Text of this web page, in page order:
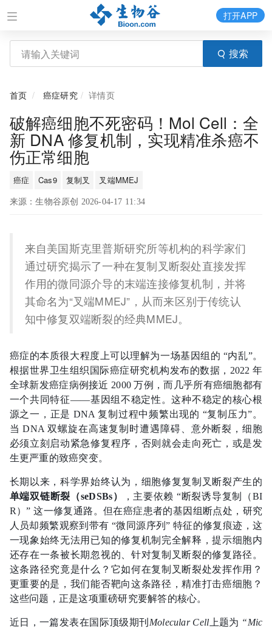
搜索
打开APP
首页 癌症研究 详情页
破解癌细胞不死密码！Mol Cell：全
新 DNA 修复机制，实现精准杀癌不
伤正常细胞
癌症 Cas9 复制叉 叉端MMEJ
来源：生物谷原创 2026-04-17 11:34
来自美国斯克里普斯研究所等机构的科学家们
通过研究揭示了一种在复制叉断裂处直接发挥
作用的微同源介导的末端连接修复机制，并将
其命名为“叉端MMEJ”，从而来区别于传统认
知中修复双端断裂的经典MMEJ。
癌症的本质很大程度上可以理解为一场基因组的 “内乱”。
根据世界卫生组织国际癌症研究机构发布的数据，2022 年
全球新发癌症病例接近 2000 万例，而几乎所有癌细胞都有
一个共同特征——基因组不稳定性。这种不稳定的核心根
源之一，正是 DNA 复制过程中频繁出现的 “复制压力”。
当 DNA 双螺旋在高速复制时遭遇障碍、意外断裂，细胞
必须立刻启动紧急修复程序，否则就会走向死亡，或是发
生更严重的致癌突变。
长期以来，科学界始终认为，细胞修复复制叉断裂产生的
单端双链断裂（seDSBs）
，主要依赖 “断裂诱导复制（BI
R）” 这一修复通路。但在癌症患者的基因组断点处，研究
人员却频繁观察到带有 “微同源序列” 特征的修复痕迹，这
一现象始终无法用已知的修复机制完全解释，提示细胞内
还存在一条被长期忽视的、针对复制叉断裂的修复路径。
这条路径究竟是什么？它如何在复制叉断裂处发挥作用？
更重要的是，我们能否靶向这条路径，精准打击癌细胞？
这些问题，正是这项重磅研究要解答的核心。
近日，一篇发表在国际顶级期刊 Molecular Cell 上题为 “Mic